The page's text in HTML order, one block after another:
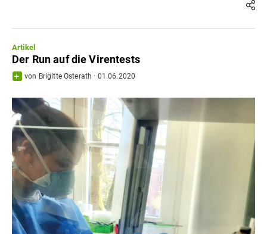
Artikel
Der Run auf die Virentests
von Brigitte Osterath · 01.06.2020